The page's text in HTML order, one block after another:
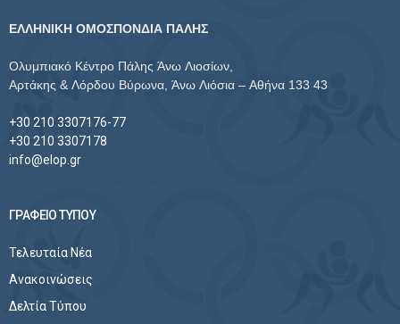
ΕΛΛΗΝΙΚΗ ΟΜΟΣΠΟΝΔΙΑ ΠΑΛΗΣ
Ολυμπιακό Κέντρο Πάλης Άνω Λιοσίων,
Αρτάκης & Λόρδου Βύρωνα, Άνω Λιόσια – Αθήνα 133 43
+30 210 3307176-77
+30 210 3307178
info@elop.gr
ΓΡΑΦΕΙΟ ΤΥΠΟΥ
Τελευταία Νέα
Ανακοινώσεις
Δελτία Τύπου